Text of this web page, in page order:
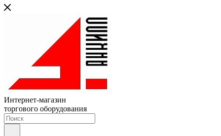
Интернет-магазин
торгового оборудования